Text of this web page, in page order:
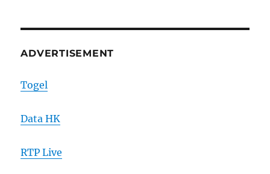
ADVERTISEMENT
Togel
Data HK
RTP Live